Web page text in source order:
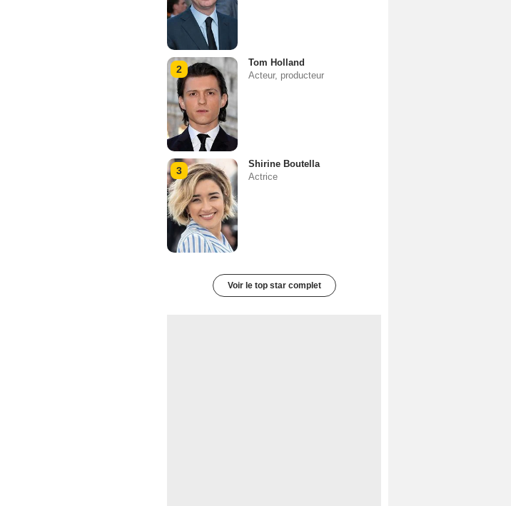
2
Tom Holland
Acteur, producteur
3
Shirine Boutella
Actrice
Voir le top star complet